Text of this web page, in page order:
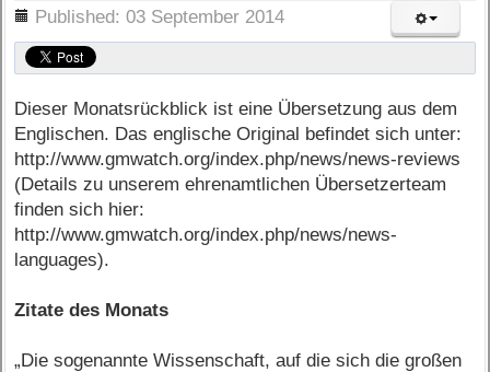
Published: 03 September 2014
Dieser Monatsrückblick ist eine Übersetzung aus dem
Englischen. Das englische Original befindet sich unter:
http://www.gmwatch.org/index.php/news/news-reviews
(Details zu unserem ehrenamtlichen Übersetzerteam
finden sich hier:
http://www.gmwatch.org/index.php/news/news-
languages).
Zitate des Monats
„Die sogenannte Wissenschaft, auf die sich die großen